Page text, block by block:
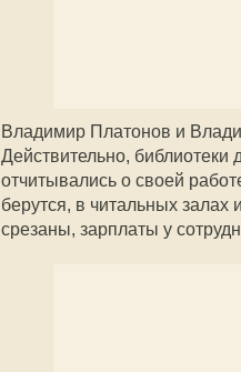
Владимир Платонов и
Действительно,
отчитывались о своей
берутся, в читальных
срезаны, зарплаты у